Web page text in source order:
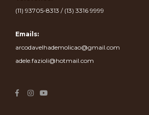
(11) 93705-8313 / (13) 3316 9999
Emails:
arcodavelhademolicao@gmail.com
adele.fazioli@hotmail.com